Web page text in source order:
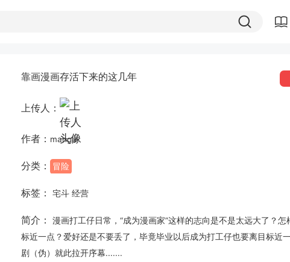
靠画漫画存活下来的这几年
上传人：
作者： manga
分类： 冒险
标签： 宅斗 经营
简介：
漫画打工仔日常，“成为漫画家”这样的志向是不是太远大了？怎
标近一点？爱好还是不要丢了，毕竟毕业以后成为打工仔也要离目标近
剧（伪）就此拉开序幕.......